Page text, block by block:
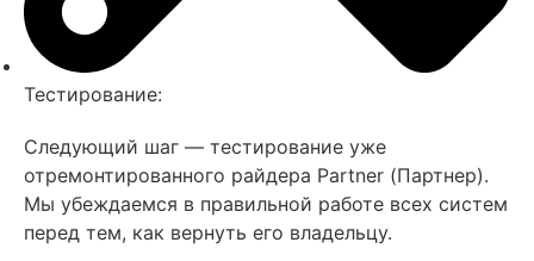
Тестирование:
Следующий шаг — тестирование уже
отремонтированного райдера Partner (Партнер).
Мы убеждаемся в правильной работе всех систем
перед тем, как вернуть его владельцу.